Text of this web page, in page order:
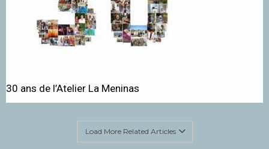
30 ans de l’Atelier La Meninas
Load More Related Articles